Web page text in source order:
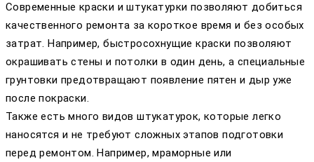
Современные краски и штукатурки позволяют добиться
качественного ремонта за короткое время и без особых
затрат. Например, быстросохнущие краски позволяют
окрашивать стены и потолки в один день, а специальные
грунтовки предотвращают появление пятен и дыр уже
после покраски.
Также есть много видов штукатурок, которые легко
наносятся и не требуют сложных этапов подготовки
перед ремонтом. Например, мраморные или